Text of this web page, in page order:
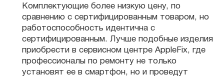
Комплектующие более низкую цену, по
сравнению с сертифицированным товаром, но
работоспособность идентична с
сертифицированным. Лучше подобные изделия
приобрести в сервисном центре Apple Fix, где
профессионалы по ремонту не только
установят ее в смартфон, но и проведут